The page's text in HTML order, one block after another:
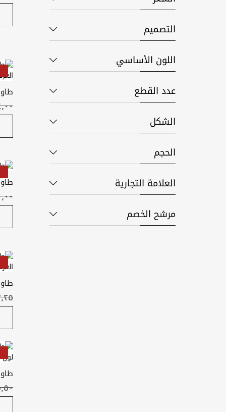
سم
56 سم
التصميم
اللون الأساسي
عدد القطع
الشكل
الحجم
العلامة التجارية
مرشح الخصم